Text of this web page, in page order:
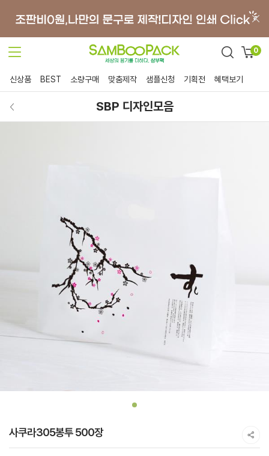
0
신상품 BEST 소량구매 맞춤제작 샘플신청 기획전 혜택보기
SBP 디자인모음
사쿠라305봉투 500장